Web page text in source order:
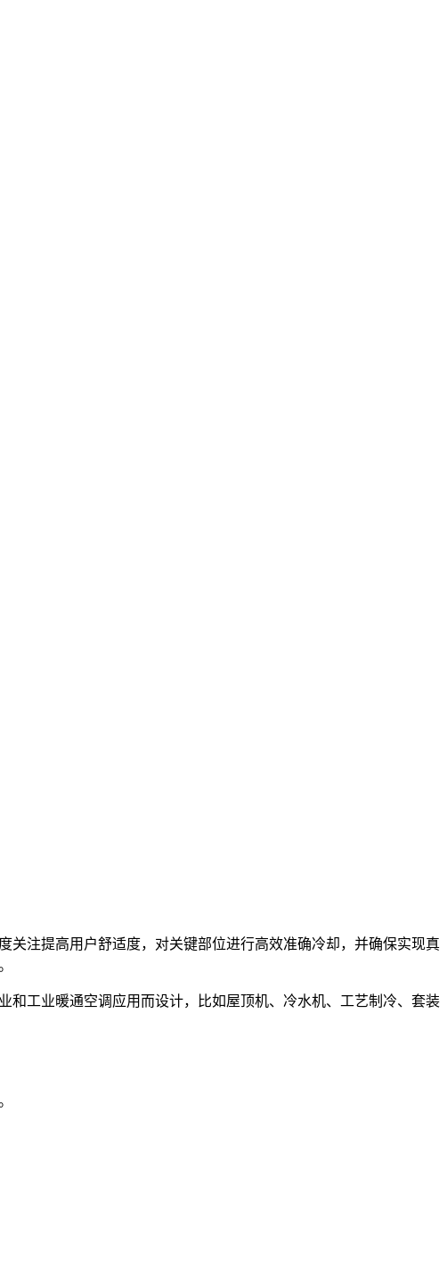
注提高用户舒适度，对关键部位进行高效准确冷却，并确保实现真
工业暖通空调应用而设计，比如屋顶机、冷水机、工艺制冷、套装